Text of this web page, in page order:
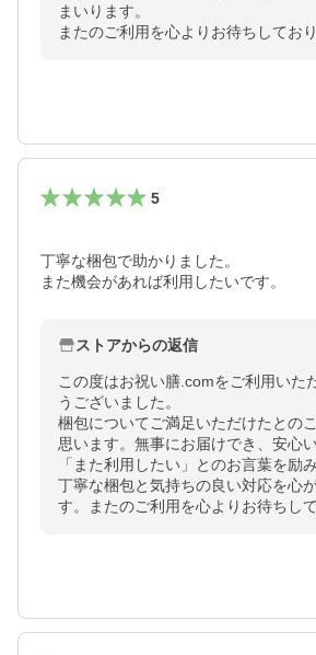
まいります。
またのご利用を心よりお待ちしており
5
丁寧な梱包で助かりました。
また機会があれば利用したいです。
ストアからの返信
この度はお祝い膳.comをご利用いた
うございました。
梱包についてご満足いただけたとの
思います。無事にお届けでき、安心
「また利用したい」とのお言葉を励
丁寧な梱包と気持ちの良い対応を心
す。またのご利用を心よりお待ちして